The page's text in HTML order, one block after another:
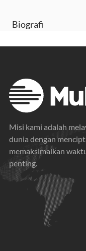
Biografi
Misi kami adalah
dunia dengan
memaksimalkan
penting.